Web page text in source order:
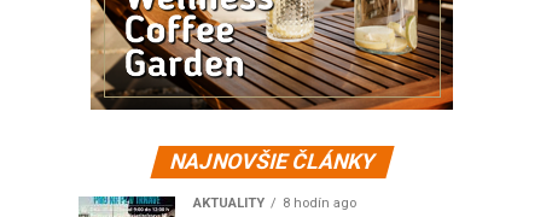
NAJNOVŠIE ČLÁNKY
AKTUALITY 8 hodín ago